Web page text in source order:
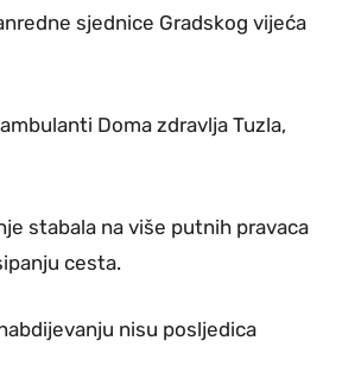
sjednice Gradskog vijeća
Doma zdravlja Tuzla,
stabala na više putnih pravaca
cesta.
nisu posljedica